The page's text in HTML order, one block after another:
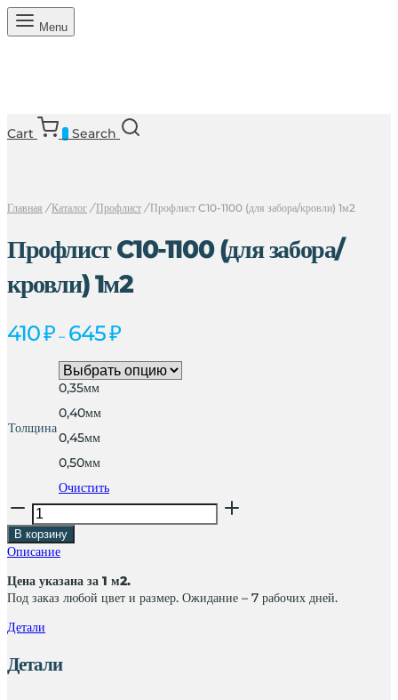
Menu
Cart Search
Главная / Каталог / Профлист /Профлист C10-1100 (для забора/кровли) 1м2
Профлист C10-1100 (для забора/
кровли) 1м2
410₽ – 645₽Диапазон
410 ₽
–
Толщина
0,35мм
0,40мм
0,45мм
0,50мм
Очистить
Количество
товара
Профлист
C10-
(для
забора/
кровли)
В корзину
Описание
Цена указана за 1 м2.
Под заказ любой цвет и размер. Ожидание – 7 рабочих дней.
Детали
Детали